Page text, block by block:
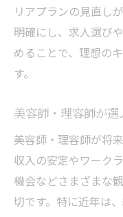
リアプランの見直し
明確にし、求人選び
めることで、理想の
す。
美容師・理容師が
美容師・理容師が将
収入の安定やワーク
機会などさまざまな
切です。特に近年は